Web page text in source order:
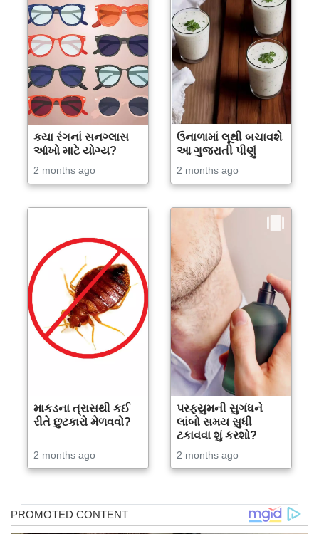
કયા રંગનાં સનગ્લાસ
આંખો માટે યોગ્ય?
2 months ago
ઉનાળામાં લૂથી બચાવશે
આ ગુજરાતી પીણું
2 months ago
માકડના ત્રાસથી કઈ
રીતે છુટકારો મેળવવો?
2 months ago
પરફ્યુમની સુગંધને
લાંબો સમય સુધી
ટકાવવા શું કરશો?
2 months ago